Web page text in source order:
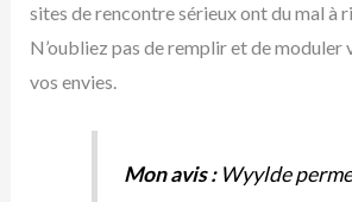
sites de rencontre sérieux ont du mal à
N’oubliez pas de remplir et de moduler
vos envies.
Mon avis : Wyylde